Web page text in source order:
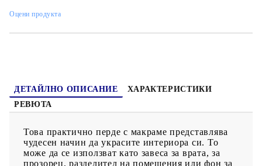
Оцени продукта
ДЕТАЙЛНО ОПИСАНИЕ
ХАРАКТЕРИСТИКИ
РЕВЮТА
Това практично перде с макраме представлява
чудесен начин да украсите интериора си. То
може да се използват като завеса за врата, за
прозорец, разделител на помещения или фон за